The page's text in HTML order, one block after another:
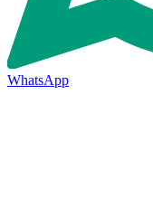
WhatsApp